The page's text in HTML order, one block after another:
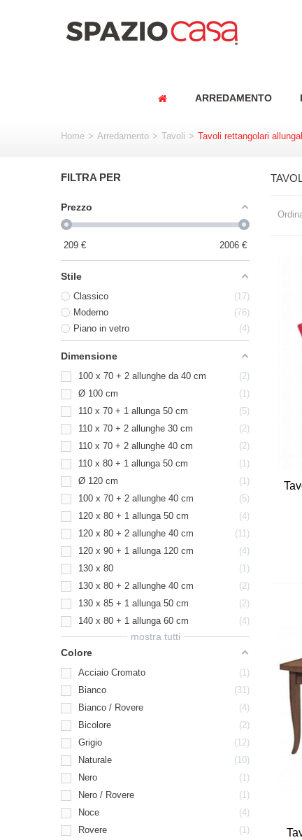
ARREDAMENTO
Home > Arredamento > Tavoli > Tavoli rettangolari
FILTRA PER
Prezzo
209 € 2006 €
Stile
Classico
17
Moderno
76
Piano in vetro
4
Dimensione
100 x 70 + 2 allunghe da 40 cm
2
Ø 100 cm
1
110 x 70 + 1 allunga 50 cm
5
110 x 70 + 2 allunghe 30 cm
2
110 x 70 + 2 allunghe 40 cm
2
110 x 80 + 1 allunga 50 cm
1
Ø 120 cm
1
100 x 70 + 2 allunghe 40 cm
5
120 x 80 + 1 allunga 50 cm
4
120 x 80 + 2 allunghe 40 cm
11
120 x 90 + 1 allunga 120 cm
4
130 x 80
1
130 x 80 + 2 allunghe 40 cm
2
130 x 85 + 1 allunga 50 cm
2
140 x 80 + 1 allunga 60 cm
4
mostra tutti
Colore
Acciaio Cromato
1
Bianco
31
Bianco / Rovere
4
Bicolore
2
Grigio
12
Naturale
10
Nero
1
Nero / Rovere
1
Noce
4
Rovere
1